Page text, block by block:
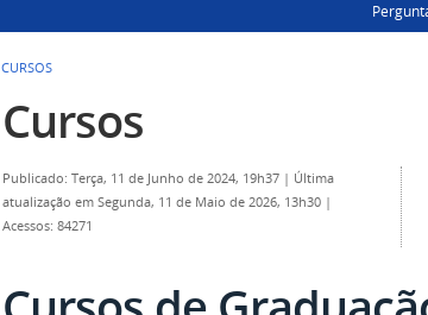
CURSOS
Cursos
Publicado: Terça, 11 de Junho de 2024, 19h37 | Última
atualização em Segunda, 11 de Maio de 2026, 13h30 |
Acessos: 84271